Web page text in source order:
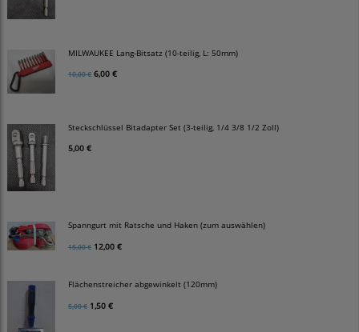
MILWAUKEE Lang-Bitsatz (10-teilig, L: 50mm)
10,00 € 6,00 €
Steckschlüssel Bitadapter Set (3-teilig, 1/4 3/8 1/2 Zoll)
5,00 €
Spanngurt mit Ratsche und Haken (zum auswählen)
15,00 € 12,00 €
Flächenstreicher abgewinkelt (120mm)
5,00 € 1,50 €